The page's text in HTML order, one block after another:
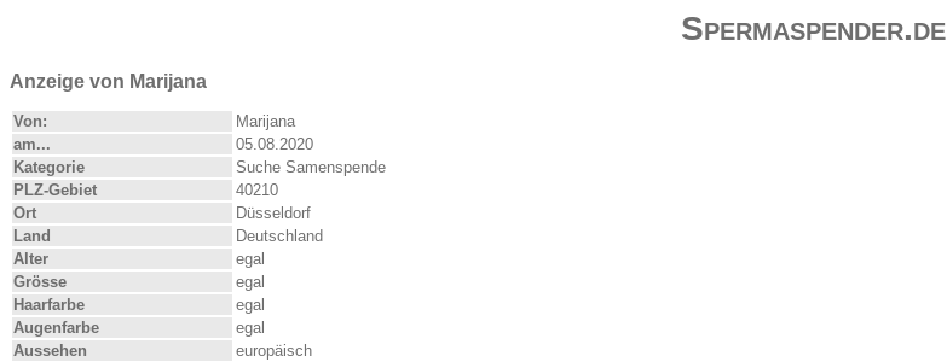
Spermaspender.de
Anzeige von Marijana
Von:
Marijana
am...
05.08.2020
Kategorie
Suche Samenspende
PLZ-Gebiet
40210
Ort
Düsseldorf
Land
Deutschland
Alter
egal
Grösse
egal
Haarfarbe
egal
Augenfarbe
egal
Aussehen
europäisch